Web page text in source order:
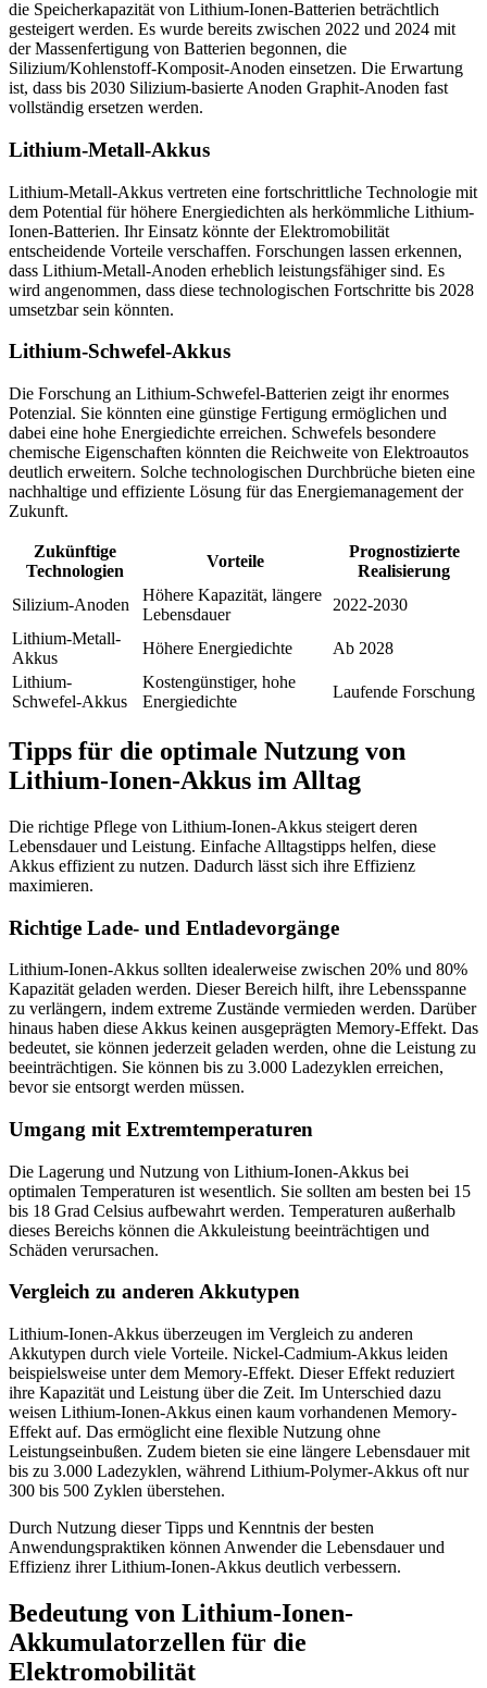
die Speicherkapazität von Lithium-Ionen-Batterien beträchtlich
gesteigert werden. Es wurde bereits zwischen 2022 und 2024 mit
der Massenfertigung von Batterien begonnen, die
Silizium/Kohlenstoff-Komposit-Anoden einsetzen. Die Erwartung
ist, dass bis 2030 Silizium-basierte Anoden Graphit-Anoden fast
vollständig ersetzen werden.
Lithium-Metall-Akkus
Lithium-Metall-Akkus vertreten eine fortschrittliche Technologie mit
dem Potential für höhere Energiedichten als herkömmliche Lithium-
Ionen-Batterien. Ihr Einsatz könnte der Elektromobilität
entscheidende Vorteile verschaffen. Forschungen lassen erkennen,
dass Lithium-Metall-Anoden erheblich leistungsfähiger sind. Es
wird angenommen, dass diese technologischen Fortschritte bis 2028
umsetzbar sein könnten.
Lithium-Schwefel-Akkus
Die Forschung an Lithium-Schwefel-Batterien zeigt ihr enormes
Potenzial. Sie könnten eine günstige Fertigung ermöglichen und
dabei eine hohe Energiedichte erreichen. Schwefels besondere
chemische Eigenschaften könnten die Reichweite von Elektroautos
deutlich erweitern. Solche technologischen Durchbrüche bieten eine
nachhaltige und effiziente Lösung für das Energiemanagement der
Zukunft.
Zukünftige
Technologien
Vorteile
Prognostizierte
Realisierung
Silizium-Anoden
Höhere Kapazität, längere
Lebensdauer
2022-2030
Lithium-Metall-
Akkus
Höhere Energiedichte
Ab 2028
Lithium-
Schwefel-Akkus
Kostengünstiger, hohe
Energiedichte
Laufende Forschung
Tipps für die optimale Nutzung von
Lithium-Ionen-Akkus im Alltag
Die richtige Pflege von Lithium-Ionen-Akkus steigert deren
Lebensdauer und Leistung. Einfache Alltagstipps helfen, diese
Akkus effizient zu nutzen. Dadurch lässt sich ihre Effizienz
maximieren.
Richtige Lade- und Entladevorgänge
Lithium-Ionen-Akkus sollten idealerweise zwischen 20% und 80%
Kapazität geladen werden. Dieser Bereich hilft, ihre Lebensspanne
zu verlängern, indem extreme Zustände vermieden werden. Darüber
hinaus haben diese Akkus keinen ausgeprägten Memory-Effekt. Das
bedeutet, sie können jederzeit geladen werden, ohne die Leistung zu
beeinträchtigen. Sie können bis zu 3.000 Ladezyklen erreichen,
bevor sie entsorgt werden müssen.
Umgang mit Extremtemperaturen
Die Lagerung und Nutzung von Lithium-Ionen-Akkus bei
optimalen Temperaturen ist wesentlich. Sie sollten am besten bei 15
bis 18 Grad Celsius aufbewahrt werden. Temperaturen außerhalb
dieses Bereichs können die Akkuleistung beeinträchtigen und
Schäden verursachen.
Vergleich zu anderen Akkutypen
Lithium-Ionen-Akkus überzeugen im Vergleich zu anderen
Akkutypen durch viele Vorteile. Nickel-Cadmium-Akkus leiden
beispielsweise unter dem Memory-Effekt. Dieser Effekt reduziert
ihre Kapazität und Leistung über die Zeit. Im Unterschied dazu
weisen Lithium-Ionen-Akkus einen kaum vorhandenen Memory-
Effekt auf. Das ermöglicht eine flexible Nutzung ohne
Leistungseinbußen. Zudem bieten sie eine längere Lebensdauer mit
bis zu 3.000 Ladezyklen, während Lithium-Polymer-Akkus oft nur
300 bis 500 Zyklen überstehen.
Durch Nutzung dieser Tipps und Kenntnis der besten
Anwendungspraktiken können Anwender die Lebensdauer und
Effizienz ihrer Lithium-Ionen-Akkus deutlich verbessern.
Bedeutung von Lithium-Ionen-
Akkumulatorzellen für die
Elektromobilität